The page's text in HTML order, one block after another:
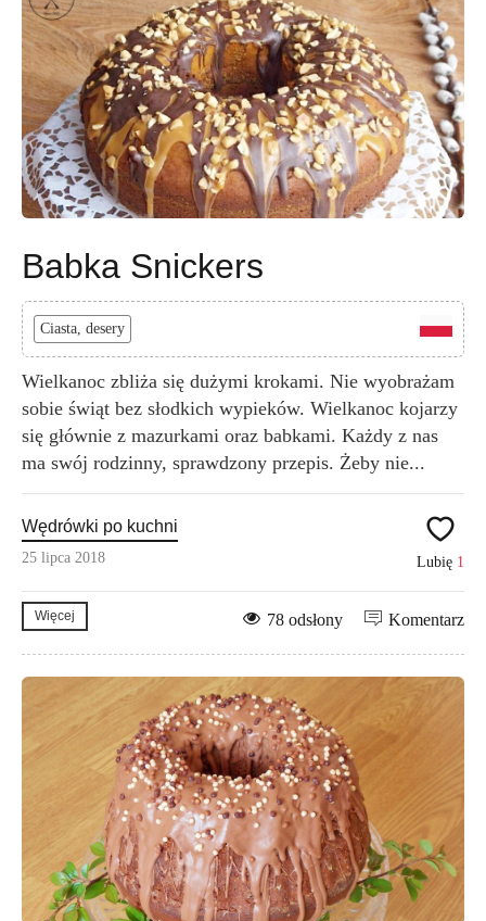
Babka Snickers
Ciasta, desery
Wielkanoc zbliża się dużymi krokami. Nie wyobrażam
sobie świąt bez słodkich wypieków. Wielkanoc kojarzy
się głównie z mazurkami oraz babkami. Każdy z nas
ma swój rodzinny, sprawdzony przepis. Żeby nie...
Wędrówki po kuchni
25 lipca 2018 Lubię 1
Więcej Komentarz
78 odsłony